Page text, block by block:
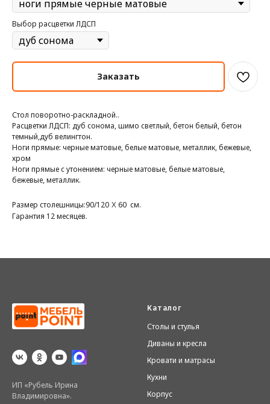
Выбор расцветки ЛДСП
Заказать
Стол поворотно-раскладной..
Расцветки ЛДСП: дуб сонома, шимо светлый, бетон белый, бетон
темный,дуб велингтон.
Ноги прямые: черные матовые, белые матовые, металлик, бежевые,
хром
Ноги прямые с утонением: черные матовые, белые матовые,
бежевые, металлик.
Размер столешницы:90/120 х 60 см.
Гарантия 12 месяцев.
ИП «Рубель Ирина
Владимировна».
Каталог
Столы и стулья
Диваны и кресла
Кровати и матрасы
Кухни
Корпус